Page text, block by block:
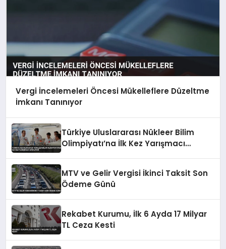
Vergi İncelemeleri Öncesi Mükelleflere Düzeltme
İmkanı Tanınıyor
Türkiye Uluslararası Nükleer Bilim
Olimpiyatı’na İlk Kez Yarışmacı
MTV ve Gelir Vergisi İkinci Taksit Son
Ödeme Günü
Rekabet Kurumu, İlk 6 Ayda 17 Milyar
TL Ceza Kesti